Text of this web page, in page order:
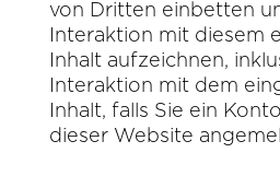
von Dritten einbetten
Interaktion mit diesem
Inhalt aufzeichnen,
Interaktion mit dem
Inhalt, falls Sie ein
dieser Website